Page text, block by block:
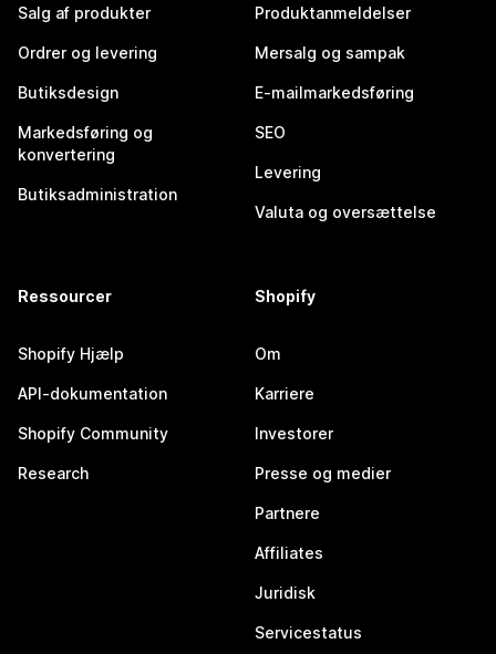
Salg af produkter
Ordrer og levering
Butiksdesign
Markedsføring og
konvertering
Butiksadministration
Produktanmeldelser
Mersalg og sampak
E-mailmarkedsføring
SEO
Levering
Valuta og oversættelse
Ressourcer
Shopify Hjælp
API-dokumentation
Shopify Community
Research
Shopify
Om
Karriere
Investorer
Presse og medier
Partnere
Affiliates
Juridisk
Servicestatus